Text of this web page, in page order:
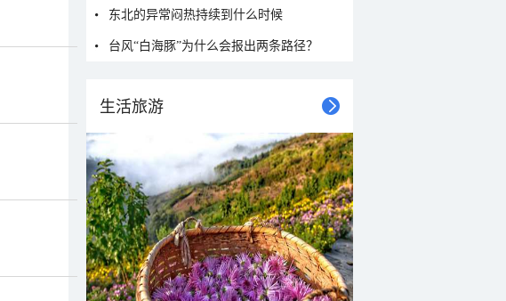
东北的异常闷热持续到什么时候
台风“白海豚”为什么会报出两条路径？
生活旅游